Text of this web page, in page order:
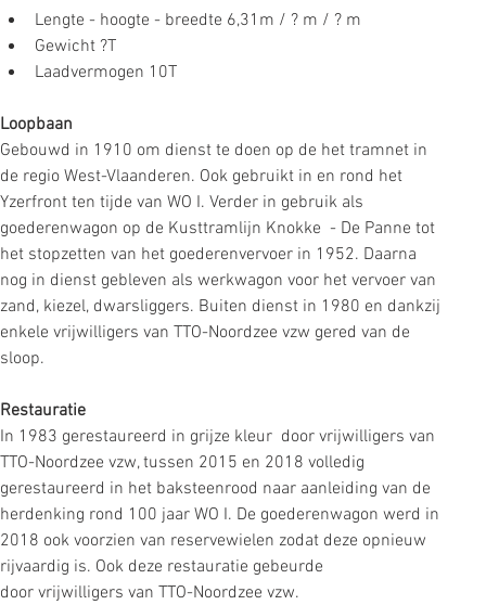
Lengte - hoogte - breedte 6,31m / ? m / ? m
Gewicht ?T
Laadvermogen 10T
Loopbaan
Gebouwd in 1910 om dienst te doen op de het tramnet in
de regio West-Vlaanderen. Ook gebruikt in en rond het
Yzerfront ten tijde van WO I. Verder in gebruik als
goederenwagon op de Kusttramlijn Knokke  - De Panne tot
het stopzetten van het goederenvervoer in 1952. Daarna
nog in dienst gebleven als werkwagon voor het vervoer van
zand, kiezel, dwarsliggers. Buiten dienst in 1980 en dankzij
enkele vrijwilligers van TTO-Noordzee vzw gered van de
sloop.
Restauratie
In 1983 gerestaureerd in grijze kleur  door vrijwilligers van
TTO-Noordzee vzw, tussen 2015 en 2018 volledig
gerestaureerd in het baksteenrood naar aanleiding van de
herdenking rond 100 jaar WO I. De goederenwagon werd in
2018 ook voorzien van reservewielen zodat deze opnieuw
rijvaardig is. Ook deze restauratie gebeurde
door vrijwilligers van TTO-Noordzee vzw.